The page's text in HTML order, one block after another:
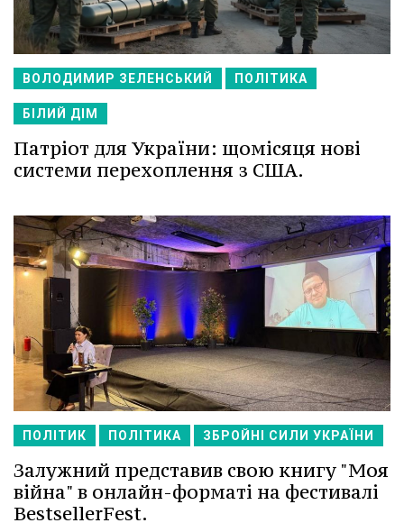
ВОЛОДИМИР ЗЕЛЕНСЬКИЙ ПОЛІТИКА
БІЛИЙ ДІМ
Патріот для України: щомісяця нові
системи перехоплення з США.
ПОЛІТИК ПОЛІТИКА ЗБРОЙНІ СИЛИ УКРАЇНИ
Залужний представив свою книгу "Моя
війна" в онлайн-форматі на фестивалі
BestsellerFest.